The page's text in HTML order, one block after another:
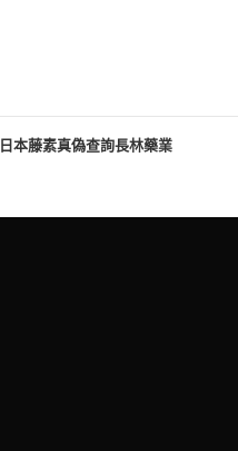
日本藤素真偽查詢長林藥業